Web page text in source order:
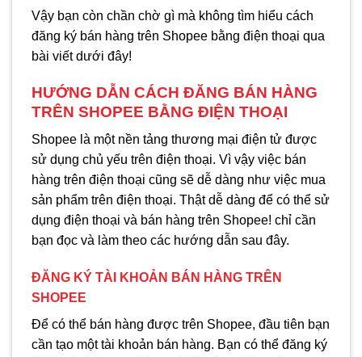
Vậy bạn còn chần chờ gì mà không tìm hiểu cách
đăng ký bán hàng trên Shopee bằng điện thoại qua
bài viết dưới đây!
HƯỚNG DẪN CÁCH ĐĂNG BÁN HÀNG
TRÊN SHOPEE BẰNG ĐIỆN THOẠI
Shopee là một nền tảng thương mại điện tử được
sử dụng chủ yếu trên điện thoại. Vì vậy việc bán
hàng trên điện thoại cũng sẽ dễ dàng như việc mua
sản phẩm trên điện thoại. Thật dễ dàng để có thể sử
dụng điện thoại và bán hàng trên Shopee! chỉ cần
bạn đọc và làm theo các hướng dẫn sau đây.
ĐĂNG KÝ TÀI KHOẢN BÁN HÀNG TRÊN
SHOPEE
Để có thể bán hàng được trên Shopee, đầu tiên bạn
cần tạo một tài khoản bán hàng. Bạn có thể đăng ký